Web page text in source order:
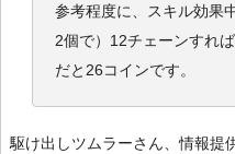
参考程度に、スキル効果
2個で）12チェーンすれ
だと26コインです。
駆け出しツムラーさん、情報提